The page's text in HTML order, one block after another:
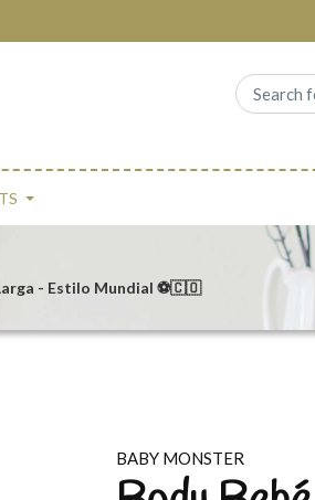
- Estilo Mundial ⚽🇨🇴
BABY MONSTER